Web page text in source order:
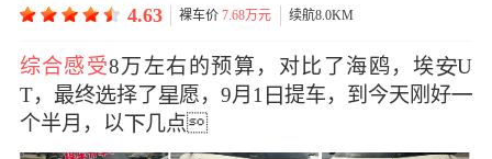
4.63 裸车价7.68万元 续航8.0KM
综合感受8万左右的预算，对比了海鸥，埃U
T，最终择了愿，9月1提车，到今天刚好
个半月，以几点